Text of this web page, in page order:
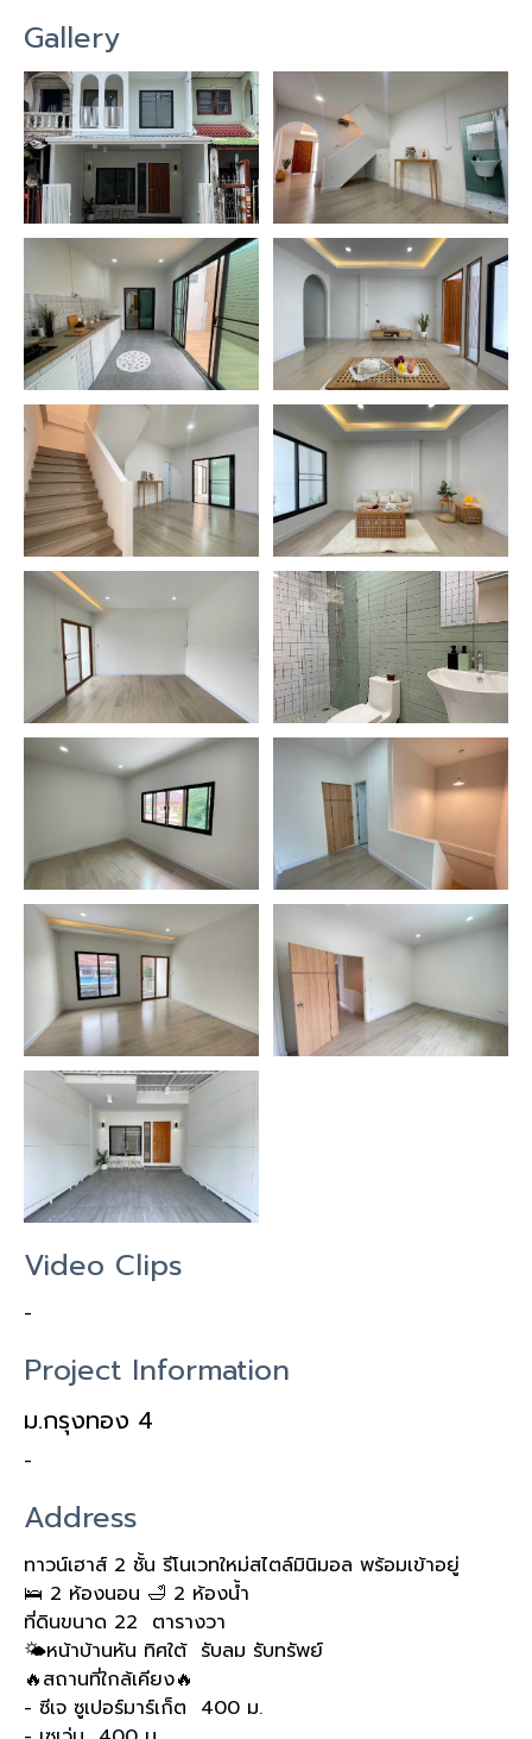
Gallery
Video Clips
-
Project Information
ม.กรุงทอง 4
-
Address
ทาวน์เฮาส์ 2 ชั้น รีโนเวทใหม่สไตล์มินิมอล พร้อมเข้าอยู่
🛌 2 ห้องนอน 🛁 2 ห้องน้ำ
ที่ดินขนาด 22 ตารางวา
🌤️หน้าบ้านหัน ทิศใต้ รับลม รับทรัพย์
🔥สถานที่ใกล้เคียง🔥
- ซีเจ ซูเปอร์มาร์เก็ต 400 ม.